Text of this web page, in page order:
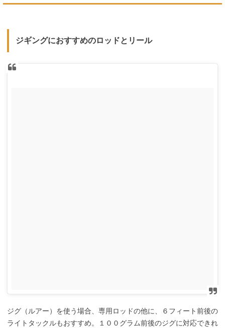
ジギングにおすすめのロッドとリール
ジグ（ルアー）を使う場合、専用ロッドの他に、６フィート前後の
ライトタックルもおすすめ。１００グラム前後のジグに対応できれ